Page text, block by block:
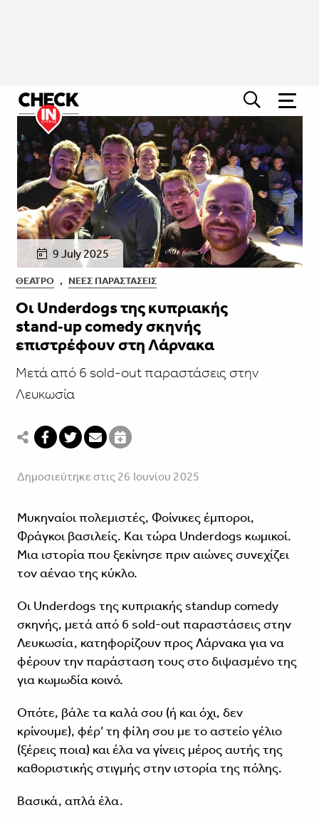
9 July 2025
ΘΈΑΤΡΟ , ΝΈΕΣ ΠΑΡΑΣΤΆΣΕΙΣ
Οι Underdogs της κυπριακής
stand‑up comedy σκηνής
επιστρέφουν στη Λάρνακα
Μετά από 6 sold-out παραστάσεις στην
Λευκωσία
Δημοσιεύτηκε στις 26 Ιουνίου 2025
Μυκηναίοι πολεμιστές, Φοίνικες έμποροι,
Φράγκοι βασιλείς. Και τώρα Underdogs κωμικοί.
Μια ιστορία που ξεκίνησε πριν αιώνες συνεχίζει
τον αέναο της κύκλο.
Οι Underdogs της κυπριακής standup comedy
σκηνής, μετά από 6 sold-out παραστάσεις στην
Λευκωσία, κατηφορίζουν προς Λάρνακα για να
φέρουν την παράσταση τους στο διψασμένο της
για κωμωδία κοινό.
Οπότε, βάλε τα καλά σου (ή και όχι, δεν
κρίνουμε), φέρ’ τη φίλη σου με το αστείο γέλιο
(ξέρεις ποια) και έλα να γίνεις μέρος αυτής της
καθοριστικής στιγμής στην ιστορία της πόλης.
Βασικά, απλά έλα.